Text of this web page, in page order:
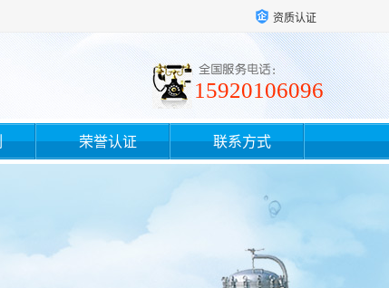
资质认证
15920106096
荣誉认证 联系方式